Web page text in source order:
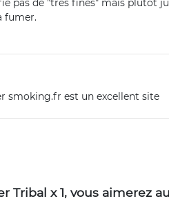
pas de "très fines" mais plutôt
fumer.
smoking.fr est un excellent site
Tribal x 1, vous aimerez